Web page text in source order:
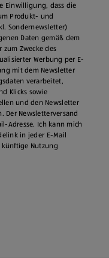
Einwilligung, dass die
Produkt- und
Sondernewsletter)
Daten gemäß dem
Zwecke des
Werbung per E-
mit dem Newsletter
verarbeitet,
Klicks sowie
und den Newsletter
Der Newsletterversand
Adresse. Ich kann mich
in jeder E‑Mail
Nutzung